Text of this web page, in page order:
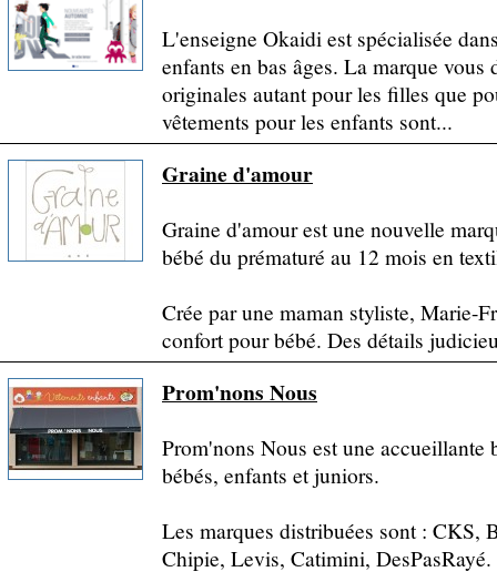
L'enseigne Okaidi est spécialisée
enfants en bas âges. La marque
originales autant pour les filles que
vêtements pour les enfants sont...
Graine d'amour
Graine d'amour est une nouvelle
bébé du prématuré au 12 mois en
Crée par une maman styliste, Marie-
confort pour bébé. Des détails
Prom'nons Nous
Prom'nons Nous est une accueillante
bébés, enfants et juniors.
Les marques distribuées sont : CKS,
Chipie, Levis, Catimini, DesPasRayé.